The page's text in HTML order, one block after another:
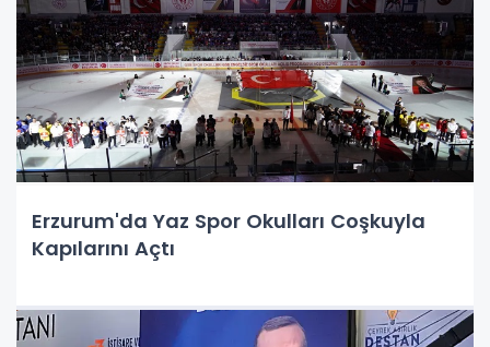
Erzurum'da Yaz Spor Okulları Coşkuyla
Kapılarını Açtı